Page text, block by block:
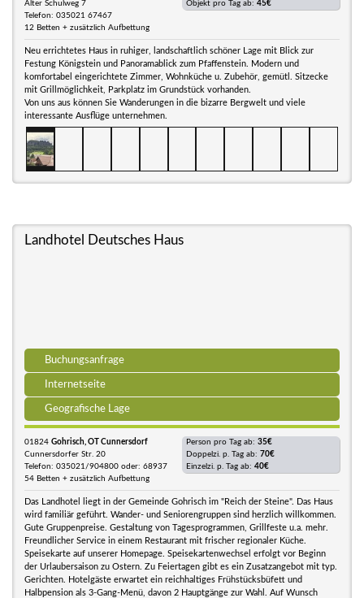
Alter Schulweg 7
Telefon: 035021 67467
12 Betten + zusätzlich Aufbettung
Objekt pro Tag ab: 45€
Neu errichtetes Haus in ruhiger, landschaftlich schöner Lage mit Blick zur
Festung Königstein und Panoramablick zum Pfaffenstein. Modern und
komfortabel eingerichtete Zimmer, Wohnküche u. Zubehör, gemütl. Sitzecke
mit Grillmöglichkeit, Parkplatz im Grundstück vorhanden.
Von uns aus können Sie Wanderungen in die bizarre Bergwelt und viele
interessante Ausflüge unternehmen.
Landhotel Deutsches Haus
Buchungsanfrage
Internetseite
Geografische Lage
01824 Gohrisch, OT Cunnersdorf
Cunnersdorfer Str. 20
Telefon: 035021/904800 oder: 68937
54 Betten + zusätzlich Aufbettung
Person pro Tag ab: 35€
Doppelzi. p. Tag ab: 70€
Einzelzi. p. Tag ab: 40€
Das Landhotel liegt in der Gemeinde Gohrisch im "Reich der Steine". Das Haus
wird familiär geführt. Wander- und Seniorengruppen sind herzlich willkommen.
Gute Gruppenpreise. Gestaltung von Tagesprogrammen, Grillfeste u.a. mehr.
Freundlicher Service in einem Restaurant mit frischer regionaler Küche.
Speisekarte auf unserer Homepage. Speisekartenwechsel erfolgt vor Beginn
der Urlaubersaison zu Ostern. Zu Feiertagen gibt es ein Zusatzangebot mit typ.
Gerichten. Hotelgäste erwartet ein reichhaltiges Frühstücksbüfett und
Halbpension als 3-Gang-Menü, davon 2 Hauptgänge zur Wahl. Auf Wunsch